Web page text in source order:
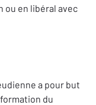
en libéral avec
a pour but
du